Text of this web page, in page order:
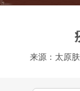
来源：太原